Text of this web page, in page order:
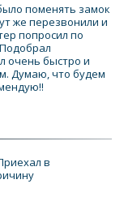
поменять замок
же перезвонили и
попросил по
очень быстро и
Думаю, что будем
в